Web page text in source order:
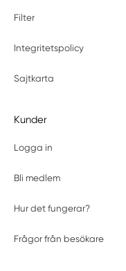
Filter
Integritetspolicy
Sajtkarta
Kunder
Logga in
Bli medlem
Hur det fungerar?
Frågor från besökare